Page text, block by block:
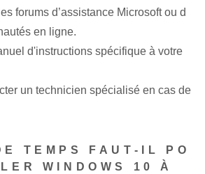
forums d’assistance Microsoft ou d
en ligne.
d'instructions spécifique à votre
un technicien spécialisé en cas de
TEMPS FAUT-IL PO
WINDOWS 10 À